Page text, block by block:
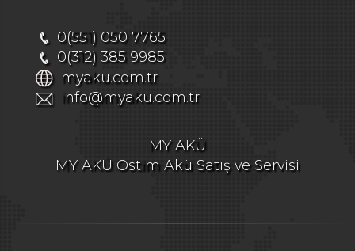
0(551) 050 7765
0(312) 385 9985
myaku.com.tr
info@myaku.com.tr
MY AKÜ
MY AKÜ Ostim Akü Satış ve Servisi